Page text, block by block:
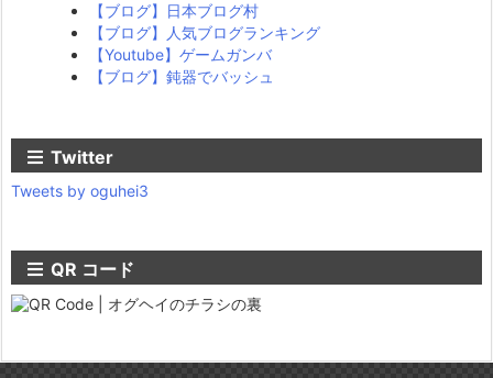
【ブログ】日本ブログ村
【ブログ】人気ブログランキング
【Youtube】ゲームガンバ
【ブログ】鈍器でバッシュ
Twitter
Tweets by oguhei3
QR コード